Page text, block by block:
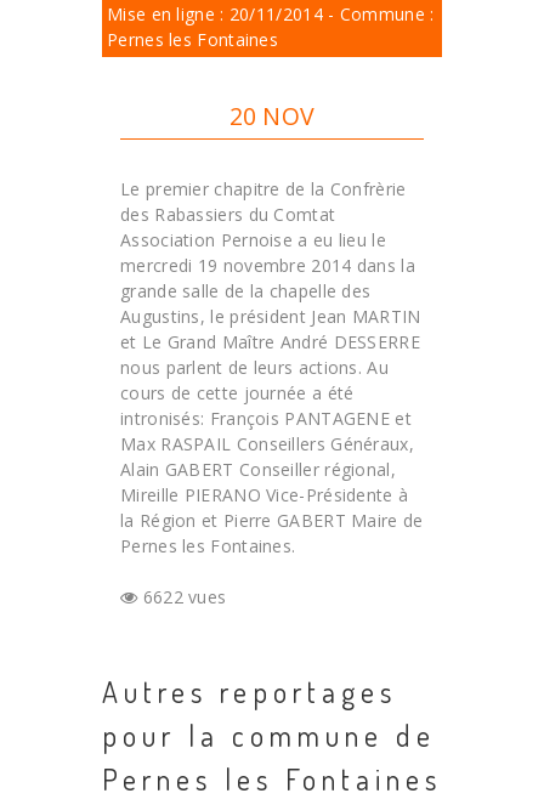
Mise en ligne : 20/11/2014 - Commune :
Pernes les Fontaines
20 NOV
Le premier chapitre de la Confrèrie
des Rabassiers du Comtat
Association Pernoise a eu lieu le
mercredi 19 novembre 2014 dans la
grande salle de la chapelle des
Augustins, le président Jean MARTIN
et Le Grand Maître André DESSERRE
nous parlent de leurs actions. Au
cours de cette journée a été
intronisés: François PANTAGENE et
Max RASPAIL Conseillers Généraux,
Alain GABERT Conseiller régional,
Mireille PIERANO Vice-Présidente à
la Région et Pierre GABERT Maire de
Pernes les Fontaines.
6622 vues
Autres reportages
pour la commune de
Pernes les Fontaines